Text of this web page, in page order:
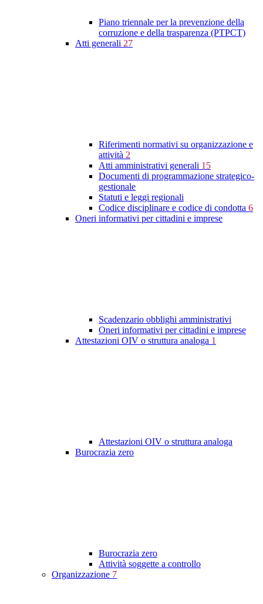
Piano triennale per la prevenzione della
corruzione e della trasparenza (PTPCT)
Atti generali 27
Riferimenti normativi su organizzazione e
attività 2
Atti amministrativi generali 15
Documenti di programmazione strategico-
gestionale
Statuti e leggi regionali
Codice disciplinare e codice di condotta 6
Oneri informativi per cittadini e imprese
Scadenzario obblighi amministrativi
Oneri informativi per cittadini e imprese
Attestazioni OIV o struttura analoga 1
Attestazioni OIV o struttura analoga
Burocrazia zero
Burocrazia zero
Attività soggette a controllo
Organizzazione 7